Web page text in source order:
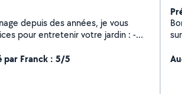
depuis des années, je vous
pour entretenir votre jardin : -
de potager -Arrosage/Installation
Regarnissage de gazon -Nettoyage
terrasses,...) -Nourrissage des
par Franck : 5/5